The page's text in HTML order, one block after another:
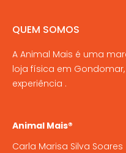
QUEM SOMOS
A Animal Mais é uma
loja física em
experiência .
Animal Mais®
Carla Marisa Silva Soares